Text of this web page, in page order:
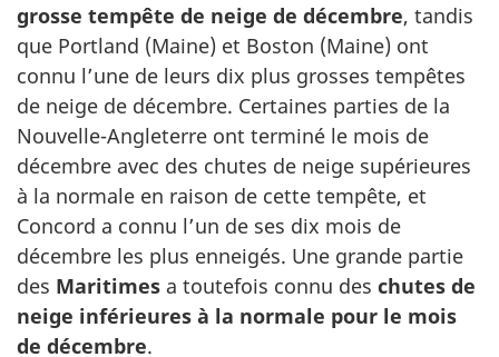
grosse tempête de neige de décembre, tandis
que Portland (Maine) et Boston (Maine) ont
connu l’une de leurs dix plus grosses tempêtes
de neige de décembre. Certaines parties de la
Nouvelle-Angleterre ont terminé le mois de
décembre avec des chutes de neige supérieures
à la normale en raison de cette tempête, et
Concord a connu l’un de ses dix mois de
décembre les plus enneigés. Une grande partie
des Maritimes a toutefois connu des chutes de
neige inférieures à la normale pour le mois
de décembre.